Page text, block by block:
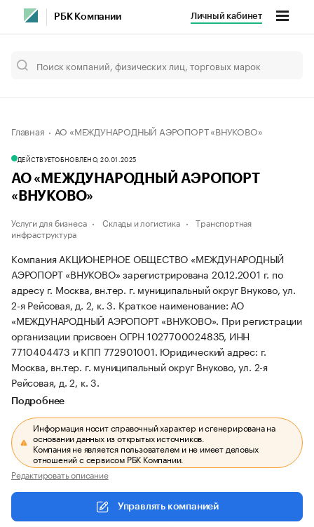
РБК Компании Личный кабинет
Главная АО «МЕЖДУНАРОДНЫЙ АЭРОПОРТ «ВНУКОВО»
ДЕЙСТВУЕТОБНОВЛЕНО, 20.01.2025
АО «МЕЖДУНАРОДНЫЙ АЭРОПОРТ
«ВНУКОВО»
Услуги для бизнеса Склады и логистика
Транспортная
инфраструктура
Компания АКЦИОНЕРНОЕ ОБЩЕСТВО «МЕЖДУНАРОДНЫЙ
АЭРОПОРТ «ВНУКОВО» зарегистрирована 20.12.2001 г. по
адресу г. Москва, вн.тер. г. муниципальный округ Внуково, ул.
2-я Рейсовая, д. 2, к. 3. Краткое наименование: АО
«МЕЖДУНАРОДНЫЙ АЭРОПОРТ «ВНУКОВО». При регистрации
организации присвоен ОГРН 1027700024835, ИНН
7710404473 и КПП 772901001. Юридический адрес: г.
Москва, вн.тер. г. муниципальный округ Внуково, ул. 2-я
Рейсовая, д. 2, к. 3.
Подробнее
Информация носит справочный характер и сгенерирована на
основании данных из открытых источников.
Компания не является пользователем и не имеет деловых
отношений с сервисом РБК Компании.
Редактировать описание
Управлять компанией